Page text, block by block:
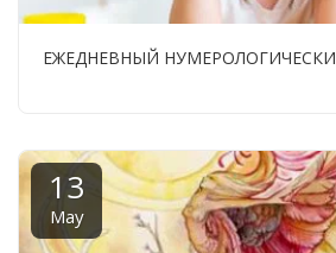
ЕЖЕДНЕВНЫЙ
13
May